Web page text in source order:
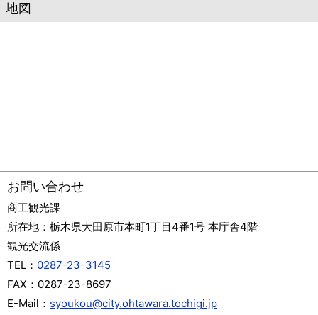
地図
お問い合わせ
商工観光課
所在地： 栃木県大田原市本町1丁目4番1号 本庁舎4階
観光交流係
TEL： 0287-23-3145
FAX： 0287-23-8697
E-Mail： syoukou@city.ohtawara.tochigi.jp